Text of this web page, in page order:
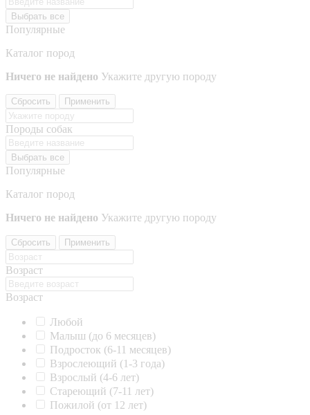
Выбрать все
Популярные
Каталог пород
Ничего не найдено Укажите другую породу
Сбросить Применить
Породы собак
Выбрать все
Популярные
Каталог пород
Ничего не найдено Укажите другую породу
Сбросить Применить
Возраст
Возраст
Любой
Малыш (до 6 месяцев)
Подросток (6-11 месяцев)
Взрослеющий (1-3 года)
Взрослый (4-6 лет)
Стареющий (7-11 лет)
Пожилой (от 12 лет)